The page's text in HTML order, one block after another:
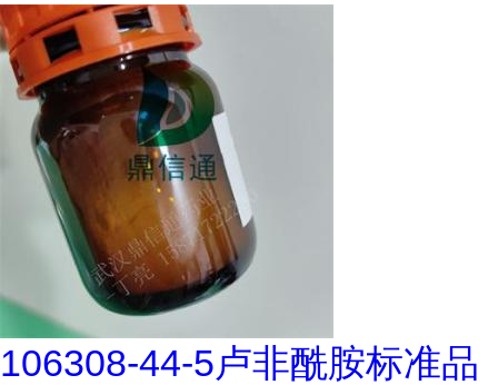
106308-44-5卢非酰胺标准品